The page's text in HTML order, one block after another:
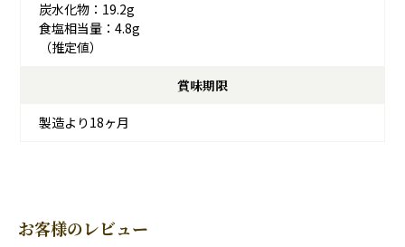
炭水化物：19.2g
食塩相当量：4.8g
（推定値）
賞味期限
製造より18ヶ月
お客様のレビュー